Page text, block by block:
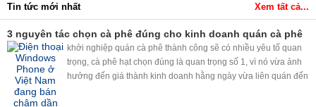
Tin tức mới nhất Xem tất cả...
3 nguyên tác chọn cà phê đúng cho kinh doanh quán cà phê
khởi nghiệp quán cà phê thành công sẽ có nhiều yêu tố quan
trọng, cà phê hạt chọn đúng là quan trọng số 1, vì nó vừa ảnh
hưởng đến giá thành kinh doanh hằng ngày vừa liên quán đến